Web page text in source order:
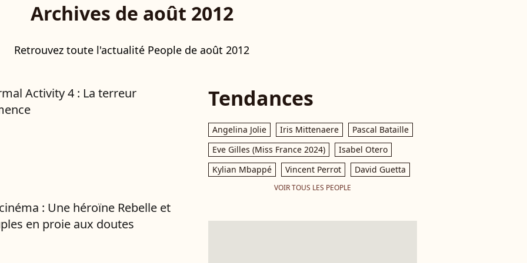
Archives de août 2012
Retrouvez toute l'actualité People de août 2012
Activity 4 : La terreur
: Une héroïne Rebelle et
en proie aux doutes
Tendances
Angelina Jolie Iris Mittenaere
Pascal Bataille
Eve Gilles (Miss France 2024)
Isabel Otero
Kylian Mbappé
Vincent Perrot David Guetta
VOIR TOUS LES PEOPLE